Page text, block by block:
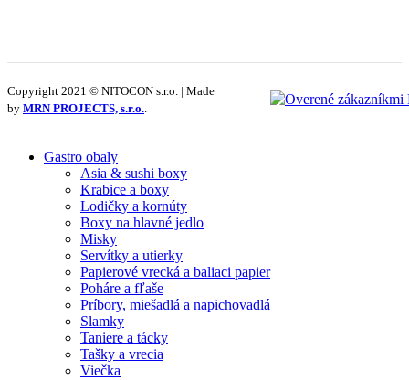
Copyright 2021 © NITOCON s.r.o. | Made
by MRN PROJECTS, s.r.o..
Gastro obaly
Asia & sushi boxy
Krabice a boxy
Lodičky a kornúty
Boxy na hlavné jedlo
Misky
Servítky a utierky
Papierové vrecká a baliaci papier
Poháre a fľaše
Príbory, miešadlá a napichovadlá
Slamky
Taniere a tácky
Tašky a vrecia
Viečka